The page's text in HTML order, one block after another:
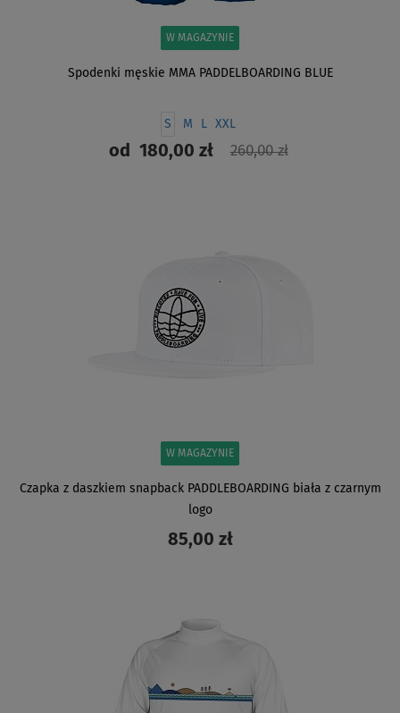
W MAGAZYNIE
Spodenki męskie MMA PADDELBOARDING BLUE
S M XXL
od180,00 zł 260,00 zł
W MAGAZYNIE
Czapka z daszkiem snapback PADDLEBOARDING biała z czarnym
logo
85,00 zł